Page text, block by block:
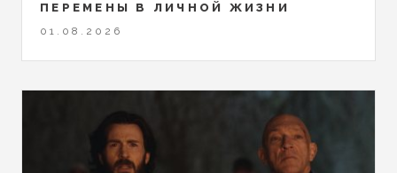
ПЕРЕМЕНЫ В ЛИЧНОЙ ЖИЗНИ
01.08.2026